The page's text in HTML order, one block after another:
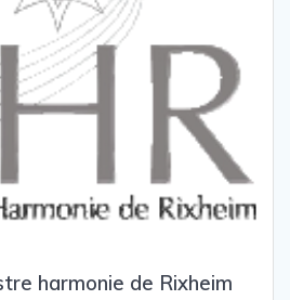
harmonie de Rixheim